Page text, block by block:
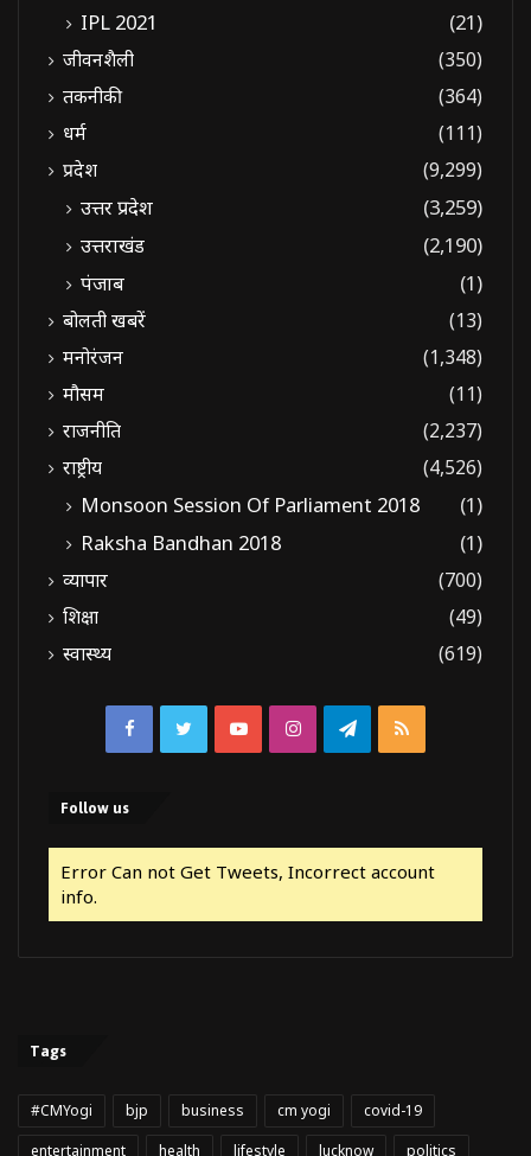
IPL 2021 (21)
जीवनशैली
(350)
तकनीकी
(364)
धर्म
(111)
प्रदेश
(9,299)
उत्तर प्रदेश
(3,259)
उत्तराखंड
(2,190)
पंजाब
(1)
बोलती खबरें
(13)
मनोरंजन
(1,348)
मौसम
(11)
राजनीति
(2,237)
राष्ट्रीय
(4,526)
Monsoon Session Of Parliament 2018
(1)
Raksha Bandhan 2018
(1)
व्यापार
(700)
शिक्षा
(49)
स्वास्थ्य
(619)
FacebookTwitterYouTubeInstagramTelegram
RSS
Follow us
Error Can not Get Tweets, Incorrect account
info.
Tags
#CMYogi bjp business cm yogi
covid-19
entertainment
health lifestyle lucknow politics